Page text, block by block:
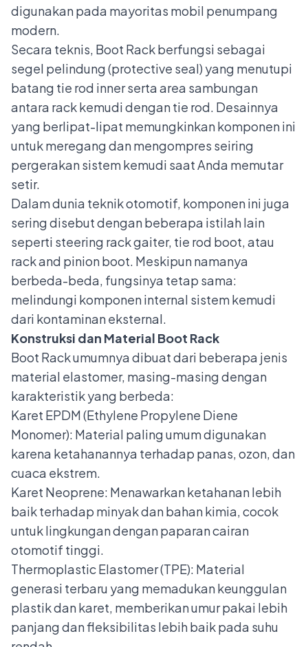
digunakan pada mayoritas mobil penumpang
modern.
Secara teknis, Boot Rack berfungsi sebagai
segel pelindung (protective seal) yang menutupi
batang tie rod inner serta area sambungan
antara rack kemudi dengan tie rod. Desainnya
yang berlipat-lipat memungkinkan komponen ini
untuk meregang dan mengompres seiring
pergerakan sistem kemudi saat Anda memutar
setir.
Dalam dunia teknik otomotif, komponen ini juga
sering disebut dengan beberapa istilah lain
seperti steering rack gaiter, tie rod boot, atau
rack and pinion boot. Meskipun namanya
berbeda-beda, fungsinya tetap sama:
melindungi komponen internal sistem kemudi
dari kontaminan eksternal.
Konstruksi dan Material Boot Rack
Boot Rack umumnya dibuat dari beberapa jenis
material elastomer, masing-masing dengan
karakteristik yang berbeda:
Karet EPDM (Ethylene Propylene Diene
Monomer): Material paling umum digunakan
karena ketahanannya terhadap panas, ozon, dan
cuaca ekstrem.
Karet Neoprene: Menawarkan ketahanan lebih
baik terhadap minyak dan bahan kimia, cocok
untuk lingkungan dengan paparan cairan
otomotif tinggi.
Thermoplastic Elastomer (TPE): Material
generasi terbaru yang memadukan keunggulan
plastik dan karet, memberikan umur pakai lebih
panjang dan fleksibilitas lebih baik pada suhu